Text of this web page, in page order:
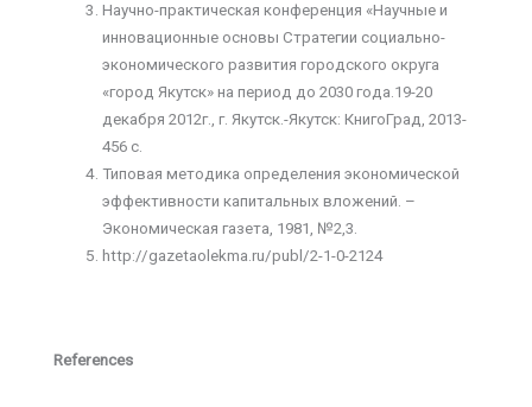
Научно-практическая конференция «Научные и
инновационные основы Стратегии социально-
экономического развития городского округа
«город Якутск» на период до 2030 года.19-20
декабря 2012г., г. Якутск.-Якутск: КнигоГрад, 2013-
456 с.
Типовая методика определения экономической
эффективности капитальных вложений. –
Экономическая газета, 1981, №2,3.
http://gazetaolekma.ru/publ/2-1-0-2124
References